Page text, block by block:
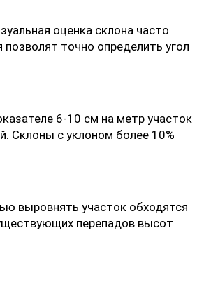
оценка склона часто
точно определить угол
6-10 см на метр участок
Склоны с уклоном более 10%
выровнять участок обходятся
перепадов высот